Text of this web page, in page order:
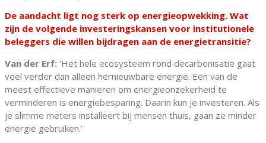
De aandacht ligt nog sterk op energieopwekking. Wat
zijn de volgende investeringskansen voor institutionele
beleggers die willen bijdragen aan de energietransitie?
Van der Erf: ‘Het hele ecosysteem rond decarbonisatie gaat
veel verder dan alleen hernieuwbare energie. Een van de
meest effectieve manieren om energieonzekerheid te
verminderen is energiebesparing. Daarin kun je investeren. Als
je slimme meters installeert bij mensen thuis, gaan ze minder
energie gebruiken.’